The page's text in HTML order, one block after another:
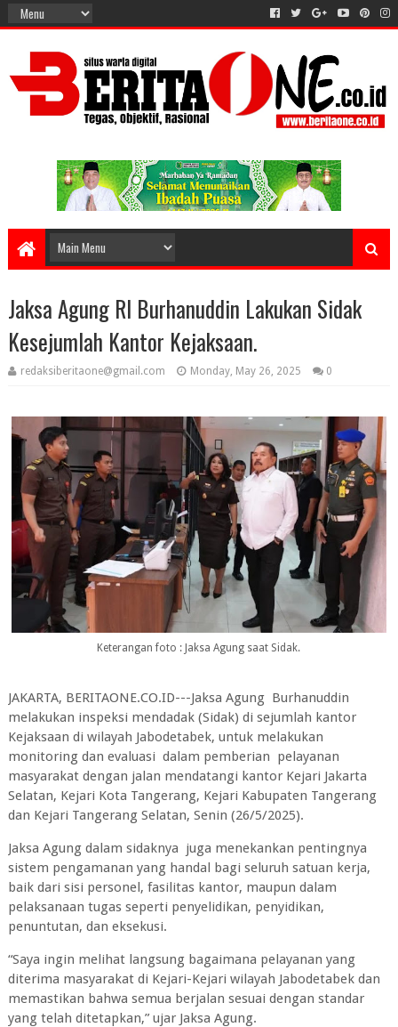
Jaksa Agung RI Burhanuddin Lakukan Sidak
Kesejumlah Kantor Kejaksaan.
redaksiberitaone@gmail.com Monday, May 26, 2025 0
Keterangan foto : Jaksa Agung saat Sidak.
JAKARTA, BERITAONE.CO.ID---Jaksa Agung Burhanuddin
melakukan inspeksi mendadak (Sidak) di sejumlah kantor
Kejaksaan di wilayah Jabodetabek, untuk melakukan
monitoring dan evaluasi dalam pemberian pelayanan
masyarakat dengan jalan mendatangi kantor Kejari Jakarta
Selatan, Kejari Kota Tangerang, Kejari Kabupaten Tangerang
dan Kejari Tangerang Selatan, Senin (26/5/2025).
Jaksa Agung dalam sidaknya juga menekankan pentingnya
sistem pengamanan yang handal bagi seluruh satuan kerja,
baik dari sisi personel, fasilitas kantor, maupun dalam
pelaksanaan tugas seperti penyelidikan, penyidikan,
penuntutan, dan eksekusi.
“Saya ingin melihat langsung bagaimana pelayanan yang
diterima masyarakat di Kejari-Kejari wilayah Jabodetabek dan
memastikan bahwa semua berjalan sesuai dengan standar
yang telah ditetapkan,” ujar Jaksa Agung.